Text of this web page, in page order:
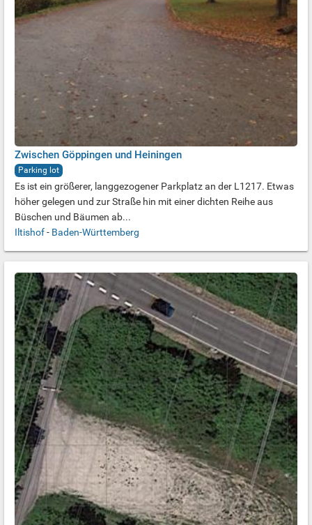
Zwischen Göppingen und Heiningen
Parking lot
Es ist ein größerer, langgezogener Parkplatz an der L1217. Etwas
höher gelegen und zur Straße hin mit einer dichten Reihe aus
Büschen und Bäumen ab...
Iltishof- Baden-Württemberg